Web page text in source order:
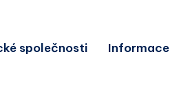
společnosti Informace